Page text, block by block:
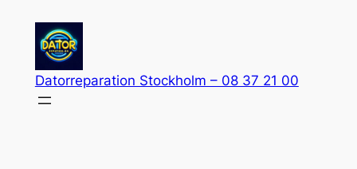
innehåll
Datorreparation Stockholm – 08 37 21 00